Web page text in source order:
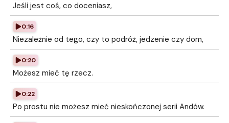
Jeśli jest coś, co doceniasz,
0:16
Niezależnie od tego, czy to podróż, jedzenie czy dom,
0:20
Możesz mieć tę rzecz.
0:22
Po prostu nie możesz mieć nieskończonej serii Andów.